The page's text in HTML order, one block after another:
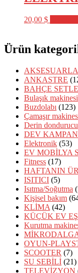
20,00 $
Ürün
ANKASTRE
BAHÇE
Bulaşık makinesi
Buzdolabı (123)
Çamaşır
Derin dondurucu
DEV
Elektronik (53)
EV MOBİLYA
Fitness (17)
HAFTANIN
ISITICI (5)
Isıtma/Soğutma
Kişisel bakım
KLİMA (42)
KÜÇÜK EV
Kurutma
OYUN-
SCOOTER (7)
SU SEBİLİ (21)
TELEVİZYON